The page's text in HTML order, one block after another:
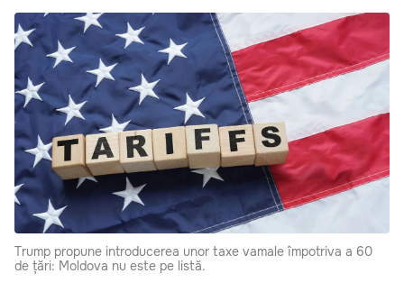
Trump propune introducerea unor taxe vamale împotriva a 60
de țări: Moldova nu este pe listă.